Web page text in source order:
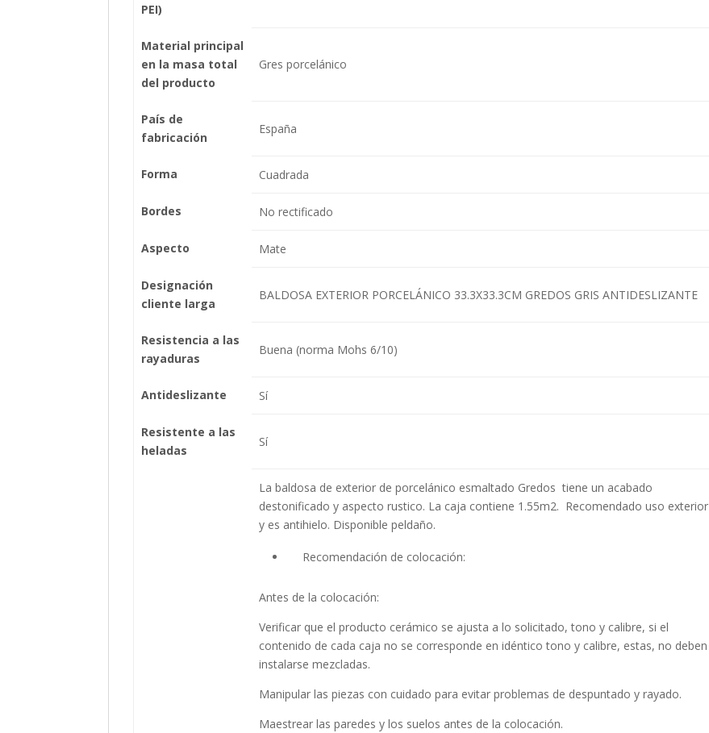
PEI)
Material principal
en la masa total
del producto
Gres porcelánico
País de
fabricación
España
Forma Cuadrada
Bordes No rectificado
Aspecto Mate
Designación
cliente larga
BALDOSA EXTERIOR PORCELÁNICO 33.3X33.3CM GREDOS GRIS ANTIDESLIZANTE
Resistencia a las
rayaduras
Buena (norma Mohs 6/10)
Antideslizante Sí
Resistente a las
heladas
Sí
La baldosa de exterior de porcelánico esmaltado Gredos tiene un acabado
destonificado y aspecto rustico. La caja contiene 1.55m2. Recomendado uso exterior
y es antihielo. Disponible peldaño.
Recomendación de colocación:
Antes de la colocación:
Verificar que el producto cerámico se ajusta a lo solicitado, tono y calibre, si el
contenido de cada caja no se corresponde en idéntico tono y calibre, estas, no deben
instalarse mezcladas.
Manipular las piezas con cuidado para evitar problemas de despuntado y rayado.
Maestrear las paredes y los suelos antes de la colocación.